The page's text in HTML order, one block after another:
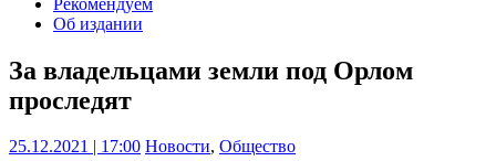
Об издании
За владельцами земли под Орлом
проследят
25.12.2021 | 17:00 Новости, Общество